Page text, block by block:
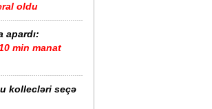
oldu
apardı:
min manat
kollecləri seçə